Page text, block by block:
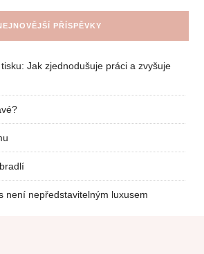
PŘÍSPĚVKY
Jak zjednodušuje práci a zvyšuje
není nepředstavitelným luxusem